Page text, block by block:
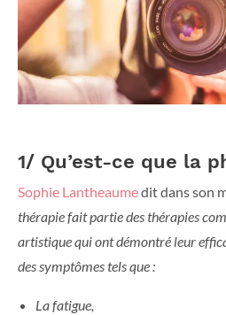
1/ Qu’est-ce que la
Sophie Lantheaumedit dans son
thérapie fait partie des thérapies
artistique qui ont démontré leur
des symptômes tels que :
La fatigue,